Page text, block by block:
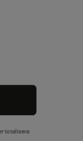
totalisera